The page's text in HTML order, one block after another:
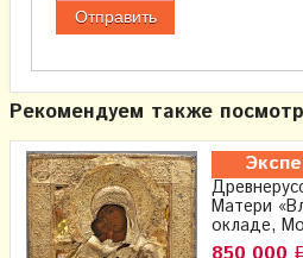
Рекомендуем также
Матери
окладе,